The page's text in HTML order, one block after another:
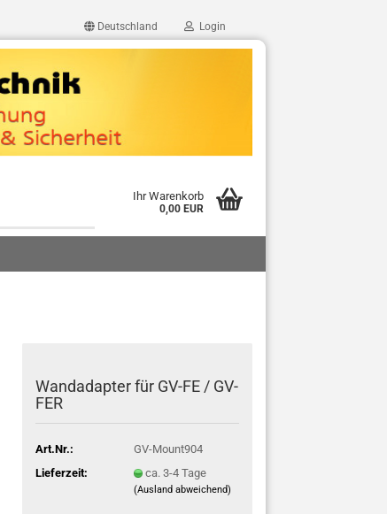
Deutschland Login
Ihr Warenkorb
0,00 EUR
Wandadapter für GV-FE / GV-
FER
Art.Nr.:
GV-Mount904
Lieferzeit:
ca. 3-4 Tage
(Ausland abweichend)